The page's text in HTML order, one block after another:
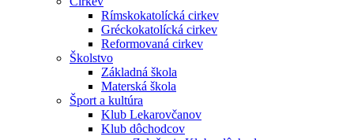
Rímskokatolícká cirkev
Gréckokatolícká cirkev
Reformovaná cirkev
Školstvo
Základná škola
Materská škola
Šport a kultúra
Klub Lekarovčanov
Klub dôchodcov